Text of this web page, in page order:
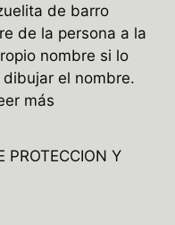
de barro
de la persona a la
nombre si lo
el nombre.
más
PROTECCION Y